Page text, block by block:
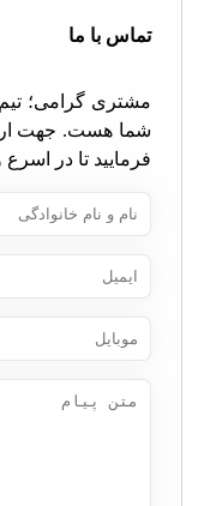
با ما
گرامی؛ تیم ما، آماده
هست. جهت ارتباط با ما،
تا در اسرع وقت